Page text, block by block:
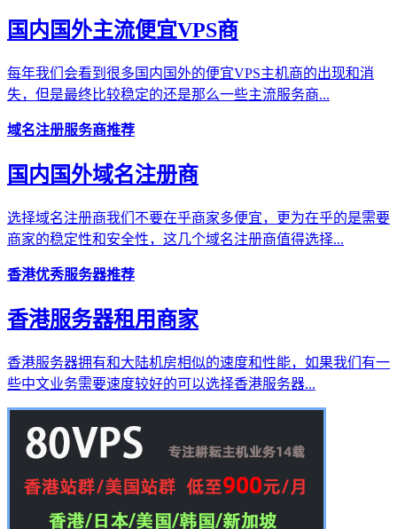
国内国外主流便宜VPS商
每年我们会看到很多国内国外的便宜VPS主机商的出现和消
失，但是最终比较稳定的还是那么一些主流服务商...
域名注册服务商推荐
国内国外域名注册商
选择域名注册商我们不要在乎商家多便宜，更为在乎的是需要
商家的稳定性和安全性，这几个域名注册商值得选择...
香港优秀服务器推荐
香港服务器租用商家
香港服务器拥有和大陆机房相似的速度和性能，如果我们有一
些中文业务需要速度较好的可以选择香港服务器...